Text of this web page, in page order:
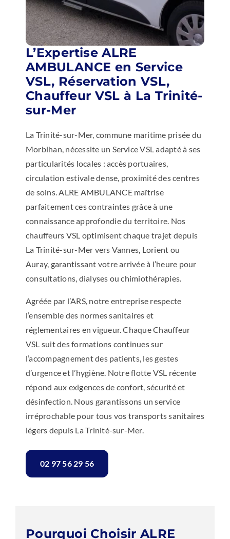
L’Expertise ALRE
AMBULANCE en Service
VSL, Réservation VSL,
Chauffeur VSL à La Trinité-
sur-Mer
La Trinité-sur-Mer, commune maritime prisée du
Morbihan, nécessite un Service VSL adapté à ses
particularités locales : accès portuaires,
circulation estivale dense, proximité des centres
de soins. ALRE AMBULANCE maîtrise
parfaitement ces contraintes grâce à une
connaissance approfondie du territoire. Nos
chauffeurs VSL optimisent chaque trajet depuis
La Trinité-sur-Mer vers Vannes, Lorient ou
Auray, garantissant votre arrivée à l’heure pour
consultations, dialyses ou chimiothérapies.
Agréée par l’ARS, notre entreprise respecte
l’ensemble des normes sanitaires et
réglementaires en vigueur. Chaque Chauffeur
VSL suit des formations continues sur
l’accompagnement des patients, les gestes
d’urgence et l’hygiène. Notre flotte VSL récente
répond aux exigences de confort, sécurité et
désinfection. Nous garantissons un service
irréprochable pour tous vos transports sanitaires
légers depuis La Trinité-sur-Mer.
02 97 56 29 56
Pourquoi Choisir ALRE